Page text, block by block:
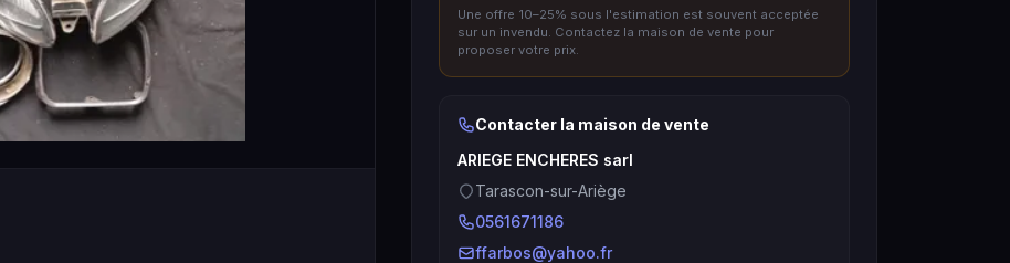
Une offre 10–25% sous l'estimation est souvent acceptée
sur un invendu. Contactez la maison de vente pour
proposer votre prix.
Contacter la maison de vente
ARIEGE ENCHERES sarl
Tarascon-sur-Ariège
0561671186
ffarbos@yahoo.fr